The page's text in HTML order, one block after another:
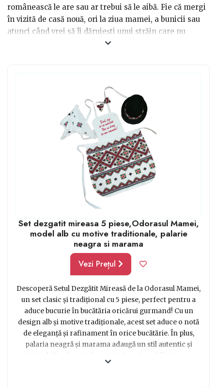
românească le are sau ar trebui să le aibă. Fie că mergi
în vizită de casă nouă, ori la ziua mamei, a bunicii sau
atunci când vrei să îi dăruiești unui străin care nu
cunoaște tradițiile și obiceiurile noastre astfel de
cadou minunat și util într-o bucătărie cu aspect rustic.
Set dezgatit mireasa 5 piese,Odorasul Mamei,
model alb cu motive traditionale, palarie
neagra si marama
Vezi Prețul
Descoperă Setul Dezgătit Mireasă de la Odorasul Mamei,
un set clasic și tradițional cu 5 piese, perfect pentru a
aduce bucurie în bucătăria oricărui gurmand! Cu un
design alb și motive tradiționale, acest set aduce o notă
de eleganță și rafinament în orice bucătărie. În plus,
palaria neagră și marama adaugă un stil autentic și
original. Fie că vrei să surprinzi o mireasă în ziua cea